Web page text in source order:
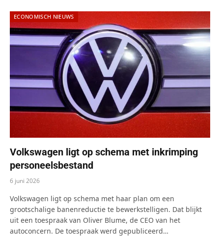
ECONOMISCH NIEUWS
Volkswagen ligt op schema met inkrimping
personeelsbestand
6 juni 2026
Volkswagen ligt op schema met haar plan om een
grootschalige banenreductie te bewerkstelligen. Dat blijkt
uit een toespraak van Oliver Blume, de CEO van het
autoconcern. De toespraak werd gepubliceerd…